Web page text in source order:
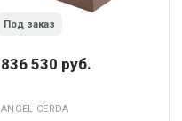
Под заказ
836 530 руб.
ANGEL CERDA